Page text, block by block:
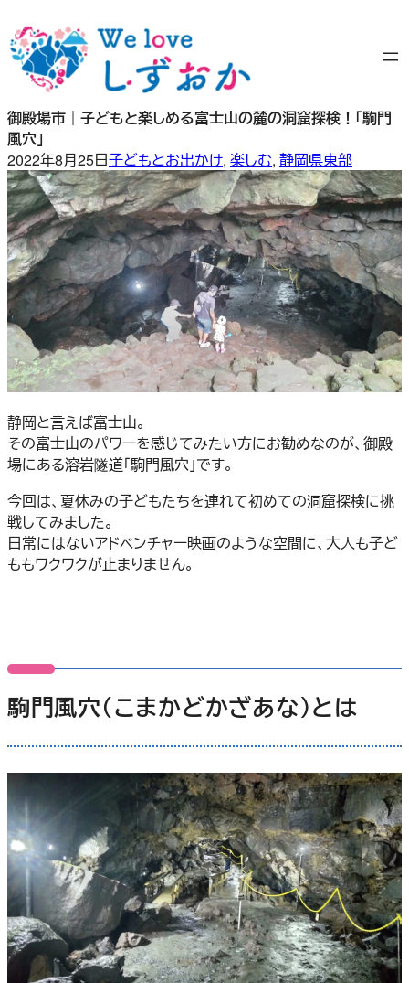
容
を
ッ
プ
御殿場市｜子どもと楽しめる富士山の麓の洞窟探検！「駒門
風穴」
2022年8月25日子どもとお出かけ, 楽しむ, 静岡県東部
静岡と言えば富士山。
その富士山のパワーを感じてみたい方にお勧めなのが、御殿
場にある溶岩隧道「駒門風穴」です。
今回は、夏休みの子どもたちを連れて初めての洞窟探検に挑
戦してみました。
日常にはないアドベンチャー映画のような空間に、大人も子ど
ももワクワクが止まりません。
駒門風穴（こまかどかざあな）とは